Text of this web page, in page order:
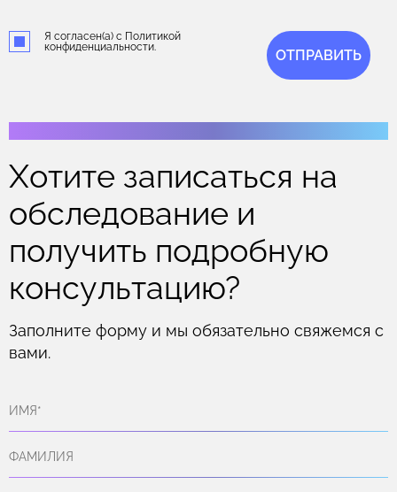
Я согласен(а) с Политикой
конфиденциальности.
ОТПРАВИТЬ
Хотите записаться на
обследование и
получить подробную
консультацию?
Заполните форму и мы обязательно свяжемся с
вами.